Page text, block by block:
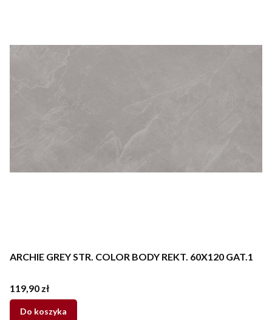
ARCHIE GREY STR. COLOR BODY REKT. 60X120 GAT.1
Cena
119,90 zł
Do koszyka